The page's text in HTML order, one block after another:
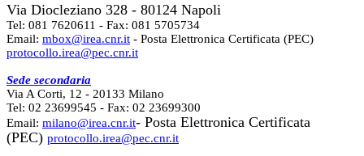
Via Diocleziano 328 - 80124 Napoli
Tel: 081 7620611 - Fax: 081 5705734
Email: mbox@irea.cnr.it - Posta Elettronica Certificata (PEC)
protocollo.irea@pec.cnr.it
Sede secondaria
Via A Corti, 12 - 20133 Milano
Tel: 02 23699545 - Fax: 02 23699300
Email: milano@irea.cnr.it- Posta Elettronica Certificata
(PEC) protocollo.irea@pec.cnr.it